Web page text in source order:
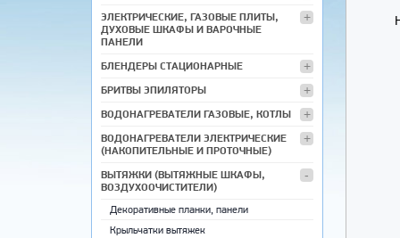
ЭЛЕКТРИЧЕСКИЕ, ГАЗОВЫЕ ПЛИТЫ,
ДУХОВЫЕ ШКАФЫ И ВАРОЧНЫЕ
ПАНЕЛИ
БЛЕНДЕРЫ СТАЦИОНАРНЫЕ
БРИТВЫ ЭПИЛЯТОРЫ
ВОДОНАГРЕВАТЕЛИ ГАЗОВЫЕ, КОТЛЫ
ВОДОНАГРЕВАТЕЛИ ЭЛЕКТРИЧЕСКИЕ
(НАКОПИТЕЛЬНЫЕ И ПРОТОЧНЫЕ)
ВЫТЯЖКИ (ВЫТЯЖНЫЕ ШКАФЫ,
ВОЗДУХООЧИСТИТЕЛИ)
Декоративные планки, панели
Крыльчатки вытяжек